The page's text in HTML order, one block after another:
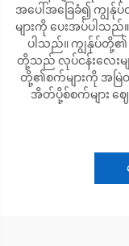
အပေါ်အခြေခံ၍ ကျွန်ု
များကို ပေးအပ်ပါသ
ပါသည်။ ကျွန်ုပ်တို့၏ စွ
တို့သည် လုပ်ငန်းလေးမျ
တို့၏စက်များကို အမြဲ
အိတ်ပို့စ်စက်များ ဈ